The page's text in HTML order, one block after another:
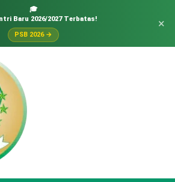
🎓
Baru 2026/2027 Terbatas!
PSB 2026 →
×